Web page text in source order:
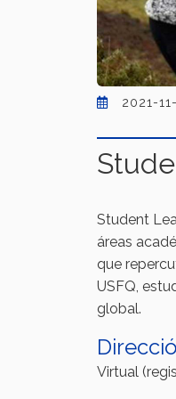
2021-
Student
áreas
que
USFQ,
global.
Virtual